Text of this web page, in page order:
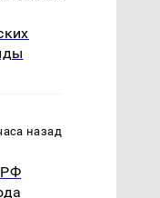
назад
РФ